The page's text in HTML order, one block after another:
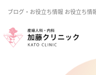
ブログ・お役立ち情報 お役立ち情